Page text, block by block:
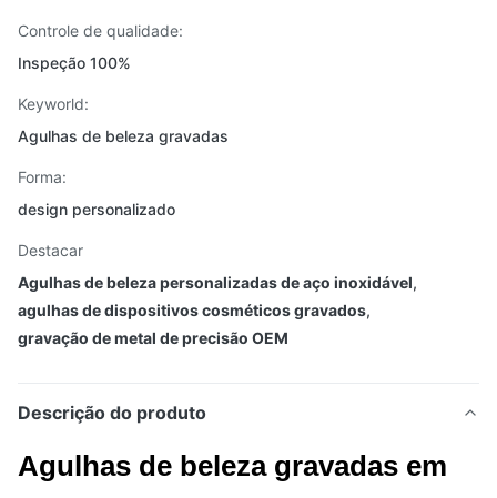
Controle de qualidade:
Inspeção 100%
Keyworld:
Agulhas de beleza gravadas
Forma:
design personalizado
Destacar
Agulhas de beleza personalizadas de aço inoxidável,
agulhas de dispositivos cosméticos gravados,
gravação de metal de precisão OEM
Descrição do produto
Agulhas de beleza gravadas em